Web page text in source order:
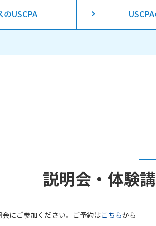
のUSCPA
説明会・体験
にご参加ください。ご予約はこちらから